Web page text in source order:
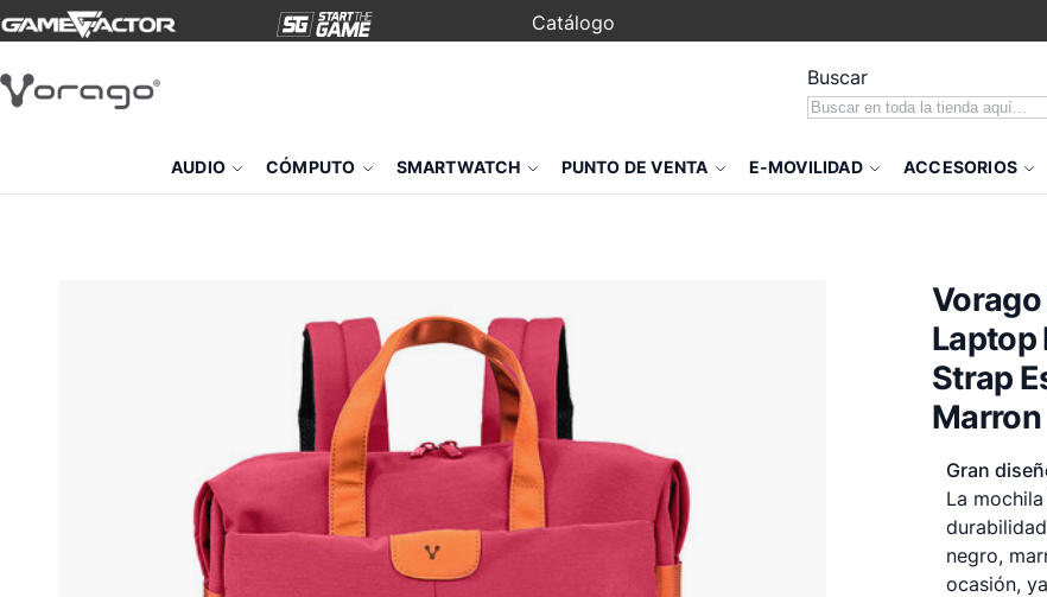
Catálogo
Buscar
AUDIO CÓMPUTO SMARTWATCH PUNTO DE VENTA E-MOVILIDAD ACCESORIOS
Laptop
Strap
Marron
Gran
La
negro,
ocasión,